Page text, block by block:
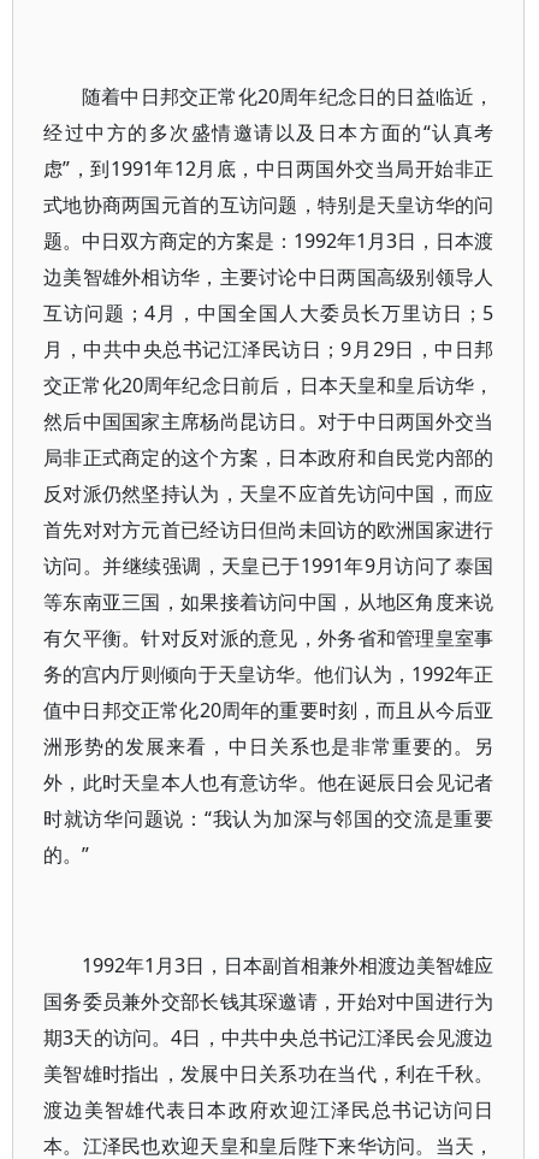
随着中日邦交正常化20周年纪念日的日益临近，
经过中方的多次盛情邀请以及日本方面的“认真考
虑”，到1991年12月底，中日两国外交当局开始非正
式地协商两国元首的互访问题，特别是天皇访华的问
题。中日双方商定的方案是：1992年1月3日，日本渡
边美智雄外相访华，主要讨论中日两国高级别领导人
互访问题；4月，中国全国人大委员长万里访日；5
月，中共中央总书记江泽民访日；9月29日，中日邦
交正常化20周年纪念日前后，日本天皇和皇后访华，
然后中国国家主席杨尚昆访日。对于中日两国外交当
局非正式商定的这个方案，日本政府和自民党内部的
反对派仍然坚持认为，天皇不应首先访问中国，而应
首先对对方元首已经访日但尚未回访的欧洲国家进行
访问。并继续强调，天皇已于1991年9月访问了泰国
等东南亚三国，如果接着访问中国，从地区角度来说
有欠平衡。针对反对派的意见，外务省和管理皇室事
务的宫内厅则倾向于天皇访华。他们认为，1992年正
值中日邦交正常化20周年的重要时刻，而且从今后亚
洲形势的发展来看，中日关系也是非常重要的。另
外，此时天皇本人也有意访华。他在诞辰日会见记者
时就访华问题说：“我认为加深与邻国的交流是重要
的。”
1992年1月3日，日本副首相兼外相渡边美智雄应
国务委员兼外交部长钱其琛邀请，开始对中国进行为
期3天的访问。4日，中共中央总书记江泽民会见渡边
美智雄时指出，发展中日关系功在当代，利在千秋。
渡边美智雄代表日本政府欢迎江泽民总书记访问日
本。江泽民也欢迎天皇和皇后陛下来华访问。当天，